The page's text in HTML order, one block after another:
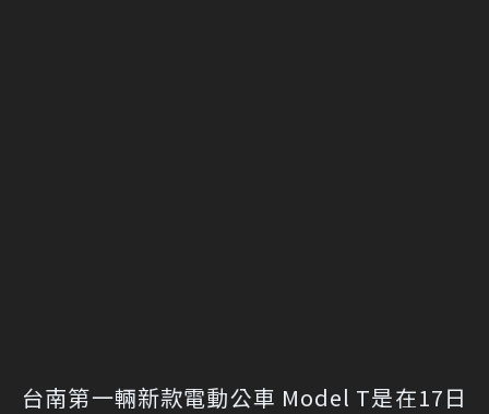
台南第一輛新款電動公車 Model T是在17日